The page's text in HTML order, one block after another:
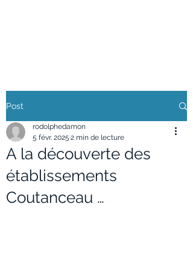
Post
A la découverte des
établissements
Coutanceau …
rodolphedamon
5 févr. 2025 2 min de lecture